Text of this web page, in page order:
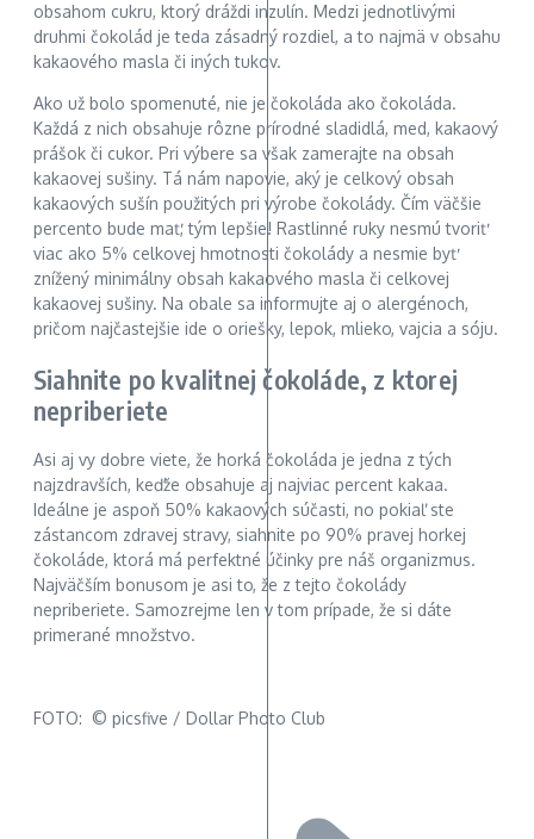
obsahom cukru, ktorý dráždi inzulín. Medzi jednotlivými
druhmi čokolád je teda zásadný rozdiel, a to najmä v obsahu
kakaového masla či iných tukov.
Ako už bolo spomenuté, nie je čokoláda ako čokoláda.
Každá z nich obsahuje rôzne prírodné sladidlá, med, kakaový
prášok či cukor. Pri výbere sa však zamerajte na obsah
kakaovej sušiny. Tá nám napovie, aký je celkový obsah
kakaových sušín použitých pri výrobe čokolády. Čím väčšie
percento bude mať, tým lepšie! Rastlinné ruky nesmú tvoriť
viac ako 5% celkovej hmotnosti čokolády a nesmie byť
znížený minimálny obsah kakaového masla či celkovej
kakaovej sušiny. Na obale sa informujte aj o alergénoch,
pričom najčastejšie ide o oriešky, lepok, mlieko, vajcia a sóju.
Siahnite po kvalitnej čokoláde, z ktorej
nepriberiete
Asi aj vy dobre viete, že horká čokoláda je jedna z tých
najzdravších, keďže obsahuje aj najviac percent kakaa.
Ideálne je aspoň 50% kakaových súčasti, no pokiaľ ste
zástancom zdravej stravy, siahnite po 90% pravej horkej
čokoláde, ktorá má perfektné účinky pre náš organizmus.
Najväčším bonusom je asi to, že z tejto čokolády
nepriberiete. Samozrejme len v tom prípade, že si dáte
primerané množstvo.
FOTO: © picsfive / Dollar Photo Club